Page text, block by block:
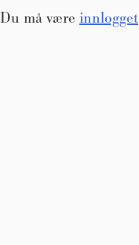
Du må være innlogget